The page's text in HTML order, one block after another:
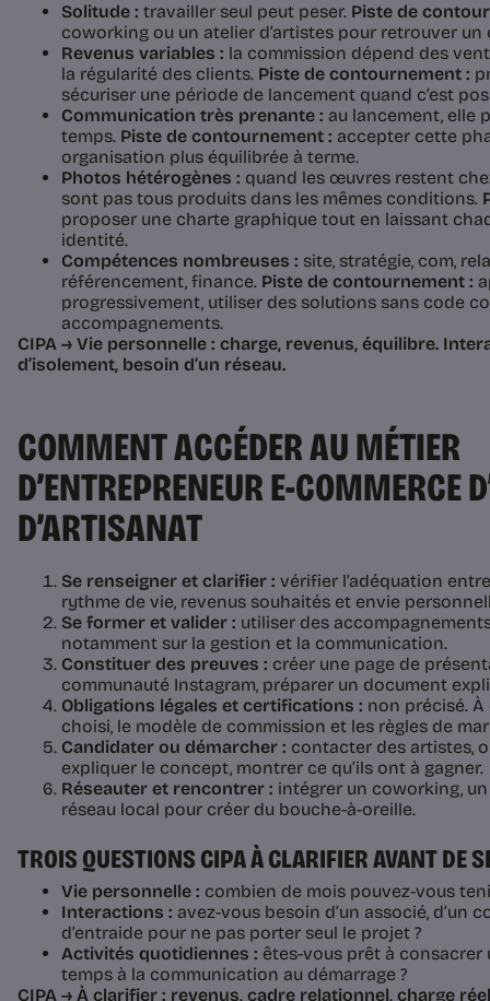
Solitude : travailler seul peut peser. Piste de
coworking ou un atelier d’artistes pour retrouver un
Revenus variables : la commission dépend des
la régularité des clients. Piste de contournement :
sécuriser une période de lancement quand c’est
Communication très prenante : au lancement, elle
temps. Piste de contournement : accepter cette
organisation plus équilibrée à terme.
Photos hétérogènes : quand les œuvres restent
sont pas tous produits dans les mêmes conditions.
proposer une charte graphique tout en laissant
identité.
Compétences nombreuses : site, stratégie, com,
référencement, finance. Piste de contournement :
progressivement, utiliser des solutions sans code
accompagnements.
CIPA → Vie personnelle : charge, revenus, équilibre.
d’isolement, besoin d’un réseau.
COMMENT ACCÉDER AU MÉTIER
D’ENTREPRENEUR E-COMMERCE
D’ARTISANAT
Se renseigner et clarifier : vérifier l’adéquation
rythme de vie, revenus souhaités et envie
Se former et valider : utiliser des
notamment sur la gestion et la communication.
Constituer des preuves : créer une page de
communauté Instagram, préparer un document
Obligations légales et certifications : non précisé.
choisi, le modèle de commission et les règles de
Candidater ou démarcher : contacter des artistes,
expliquer le concept, montrer ce qu’ils ont à gagner.
Réseauter et rencontrer : intégrer un coworking,
réseau local pour créer du bouche-à-oreille.
TROIS QUESTIONS CIPA À CLARIFIER AVANT DE
Vie personnelle : combien de mois pouvez-vous
Interactions : avez-vous besoin d’un associé, d’un
d’entraide pour ne pas porter seul le projet ?
Activités quotidiennes : êtes-vous prêt à
temps à la communication au démarrage ?
CIPA → À clarifier : revenus, cadre relationnel, charge